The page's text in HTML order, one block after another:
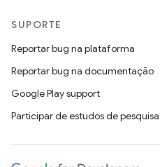
SUPORTE
Reportar bug na plataforma
Reportar bug na documentação
Google Play support
Participar de estudos de pesquisa